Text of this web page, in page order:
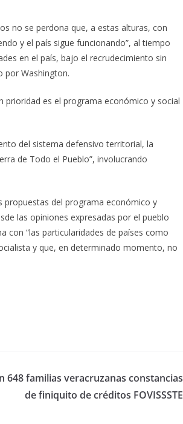
no se perdona que, a estas alturas, con
y el país sigue funcionando”, al tiempo
en el país, bajo el recrudecimiento sin
por Washington.
prioridad es el programa económico y social
del sistema defensivo territorial, la
de Todo el Pueblo”, involucrando
propuestas del programa económico y
las opiniones expresadas por el pueblo
con “las particularidades de países como
y que, en determinado momento, no
648 familias veracruzanas constancias
de finiquito de créditos FOVISSSTE